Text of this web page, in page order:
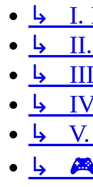
↳ I.
↳ II.
↳ III.
↳
↳ V.
↳ 🎮